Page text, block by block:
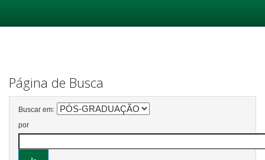
Página de Busca
Buscar em:
por